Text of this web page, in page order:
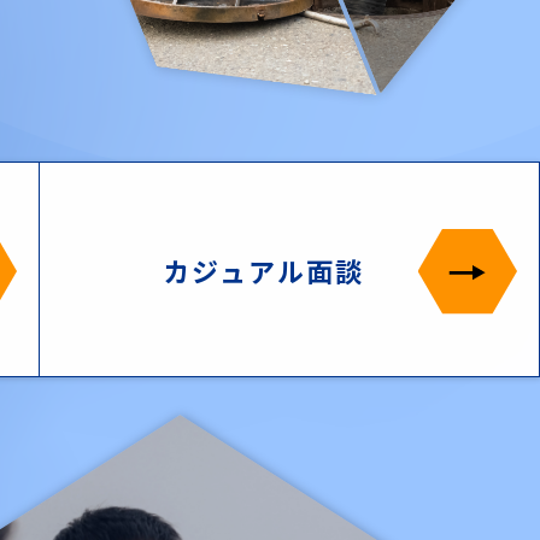
カジュアル面談